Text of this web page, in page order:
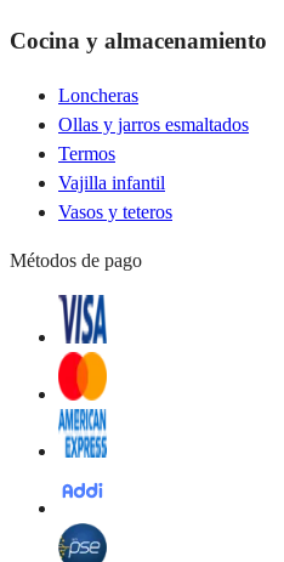
Cocina y almacenamiento
Loncheras
Ollas y jarros esmaltados
Termos
Vajilla infantil
Vasos y teteros
Métodos de pago